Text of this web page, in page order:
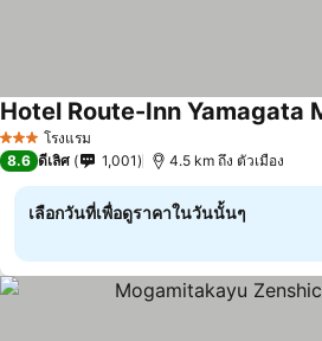
3 ดาว โรงแรม
ดูราคา
8.6 ดีเลิศ 1,001 4.5 km ถึง ตัวเมือง
เลือกวันที่เพื่อดูราคาในวันนั้นๆ